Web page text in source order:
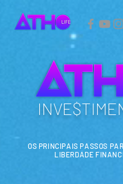
OS PRINCIPAIS PASSOS
LIBERDADE